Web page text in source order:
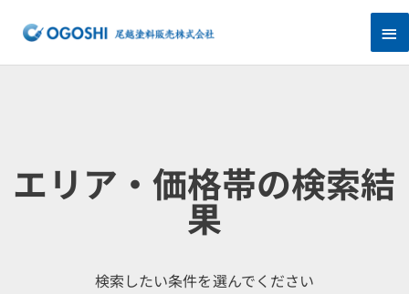
ス
メ
イ
ニ
ュ
エリア・価格帯の検索結
果
検索したい条件を選んでください